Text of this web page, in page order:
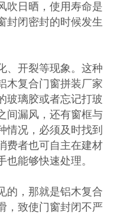
吹日晒，使用寿命是
封闭密封的时候发生
开裂等现象。这种
木复合门窗拼装厂家
玻璃胶或者忘记打玻
间漏风，还有窗框与
情况，必须及时找到
费者也可自主在建材
能够快速处理。
，那就是铝木复合
，致使门窗封闭不严